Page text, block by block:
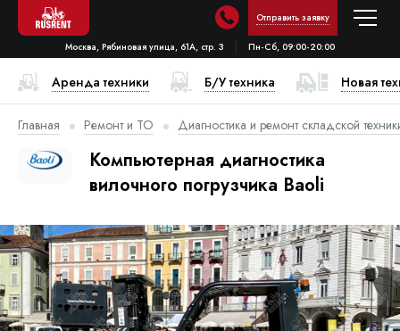
Отправить заявку
Москва, Рябиновая улица, 61А, стр. 3 Пн-Сб, 09:00-20:00
Аренда техники Б/У техника Новая
Главная Ремонт и ТО Диагностика и ремонт складской
Компьютерная диагностика
вилочного погрузчика Baoli